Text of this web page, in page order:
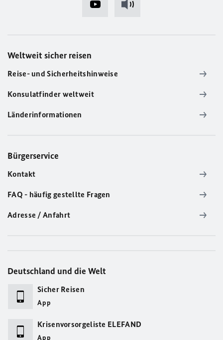
Weltweit sicher reisen
Reise- und Sicherheitshinweise
Konsulatfinder weltweit
Länderinformationen
Bürgerservice
Kontakt
FAQ - häufig gestellte Fragen
Adresse / Anfahrt
Deutschland und die Welt
Sicher Reisen
App
Krisenvorsorgeliste ELEFAND
App